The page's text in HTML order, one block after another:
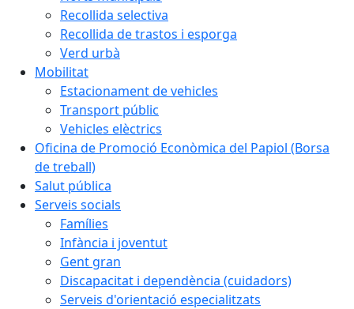
Recollida selectiva
Recollida de trastos i esporga
Verd urbà
Mobilitat
Estacionament de vehicles
Transport públic
Vehicles elèctrics
Oficina de Promoció Econòmica del Papiol (Borsa
de treball)
Salut pública
Serveis socials
Famílies
Infància i joventut
Gent gran
Discapacitat i dependència (cuidadors)
Serveis d'orientació especialitzats